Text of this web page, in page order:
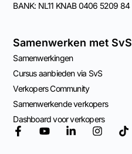
BANK: NL11 KNAB 0406 5209 84
Samenwerken met SvS
Samenwerkingen
Cursus aanbieden via SvS
Verkopers Community
Samenwerkende verkopers
Dashboard voor verkopers